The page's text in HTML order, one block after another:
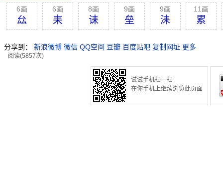
6画
厽
6画
耒
8画
诔
9画
垒
9画
洡
11画
累
分享到： 新浪微博 微信 QQ空间 豆瓣 百度贴吧 复制网址 更多
阅读(5857次)
试试手机扫一扫
在你手机上继续浏览此页面